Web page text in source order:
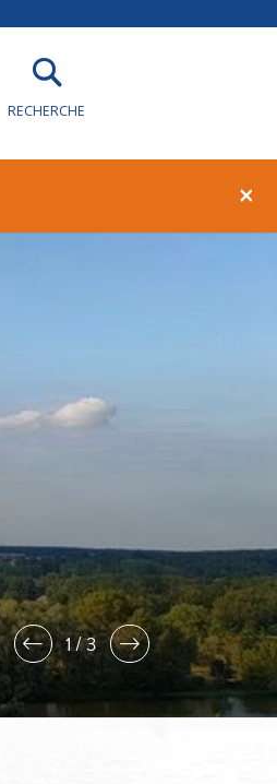
RECHERCHE
×
2 3